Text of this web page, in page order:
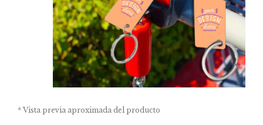
* Vista previa aproximada del producto